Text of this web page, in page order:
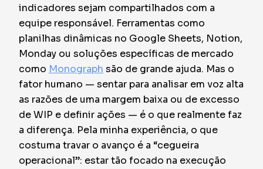
indicadores sejam compartilhados com a
equipe responsável. Ferramentas como
planilhas dinâmicas no Google Sheets, Notion,
Monday ou soluções específicas de mercado
como Monograph são de grande ajuda. Mas o
fator humano — sentar para analisar em voz alta
as razões de uma margem baixa ou de excesso
de WIP e definir ações — é o que realmente faz
a diferença. Pela minha experiência, o que
costuma travar o avanço é a “cegueira
operacional”: estar tão focado na execução